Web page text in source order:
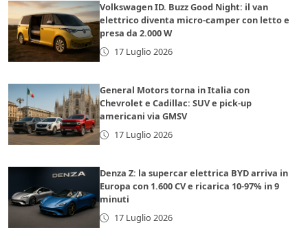
Volkswagen ID. Buzz Good Night: il van
elettrico diventa micro-camper con letto e
presa da 2.000 W
17 Luglio 2026
General Motors torna in Italia con
Chevrolet e Cadillac: SUV e pick-up
americani via GMSV
17 Luglio 2026
Denza Z: la supercar elettrica BYD arriva in
Europa con 1.600 CV e ricarica 10-97% in 9
minuti
17 Luglio 2026